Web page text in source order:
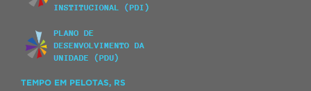
TEMPO EM PELOTAS, RS